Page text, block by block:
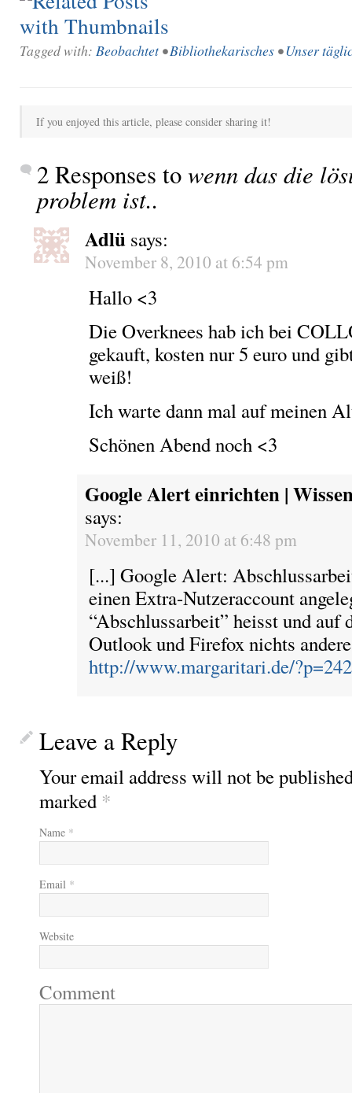
Tagged with: Beobachtet •Bibliothekarisches •Unser
If you enjoyed this article, please consider sharing it!
2 Responses towenn das die
problem ist..
Adlü says:
November 8, 2010 at 6:54 pm
Hallo <3
Die Overknees hab ich bei
gekauft, kosten nur 5 euro und
weiß!
Ich warte dann mal auf meinen
Schönen Abend noch <3
Google Alert einrichten |
says:
November 11, 2010 at 6:48 pm
[...] Google Alert:
einen Extra-Nutzeraccount
“Abschlussarbeit” heisst und auf
Outlook und Firefox nichts
http://www.margaritari.de/
Leave a Reply
Your email address will not be
marked *
Name *
Email *
Website
Comment